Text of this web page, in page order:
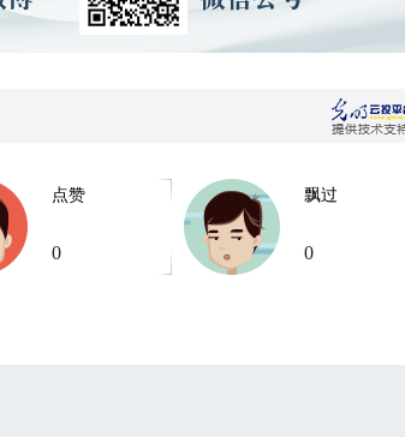
点赞
0
飘过
0